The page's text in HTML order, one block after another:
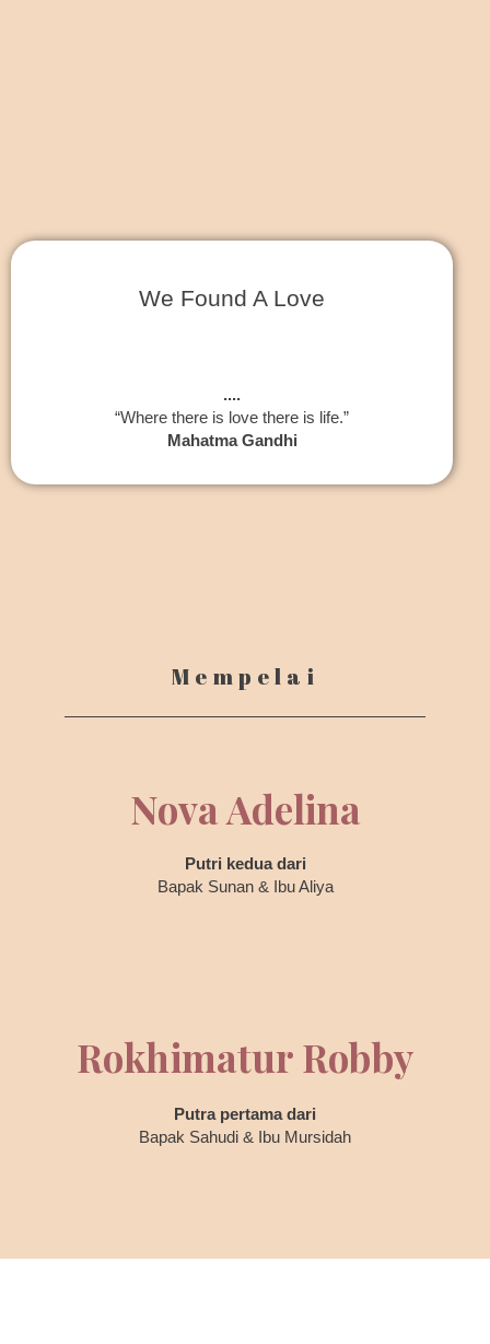
We Found A Love
....
“Where there is love there is life.”
Mahatma Gandhi
Mempelai
Nova Adelina
Putri kedua dari
Bapak Sunan & Ibu Aliya
Rokhimatur Robby
Putra pertama dari
Bapak Sahudi & Ibu Mursidah